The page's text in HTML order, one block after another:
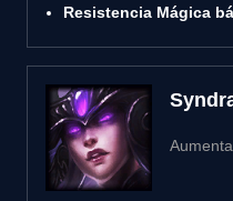
Resistencia Mágica